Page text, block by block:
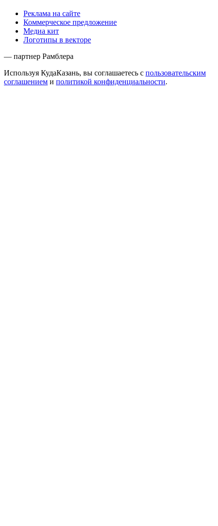
Реклама на сайте
Коммерческое предложение
Медиа кит
Логотипы в векторе
— партнер Рамблера
Используя КудаКазань, вы соглашаетесь с пользовательским
соглашением и политикой конфиденциальности.